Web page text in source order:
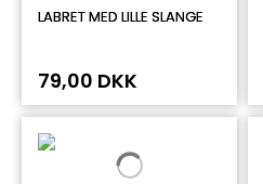
LABRET MED LILLE SLANGE
79,00 DKK